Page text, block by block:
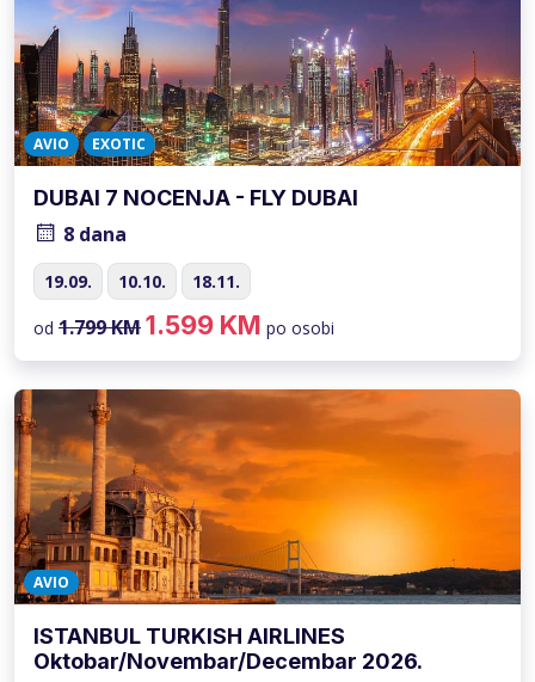
AVIO EXOTIC
DUBAI 7 NOCENJA - FLY DUBAI
8 dana
19.09. 10.10. 18.11.
od 1.799 KM1.599 KM po osobi
AVIO
ISTANBUL TURKISH AIRLINES
Oktobar/Novembar/Decembar 2026.